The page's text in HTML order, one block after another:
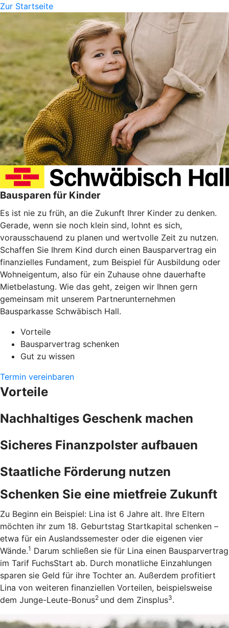
Zur Startseite
Bausparen für Kinder
Es ist nie zu früh, an die Zukunft Ihrer Kinder zu denken.
Gerade, wenn sie noch klein sind, lohnt es sich,
vorausschauend zu planen und wertvolle Zeit zu nutzen.
Schaffen Sie Ihrem Kind durch einen Bausparvertrag ein
finanzielles Fundament, zum Beispiel für Ausbildung oder
Wohneigentum, also für ein Zuhause ohne dauerhafte
Mietbelastung. Wie das geht, zeigen wir Ihnen gern
gemeinsam mit unserem Partnerunternehmen
Bausparkasse Schwäbisch Hall.
Vorteile
Bausparvertrag schenken
Gut zu wissen
Termin vereinbaren
Vorteile
Nachhaltiges Geschenk machen
Sicheres Finanzpolster aufbauen
Staatliche Förderung nutzen
Schenken Sie eine mietfreie Zukunft
Zu Beginn ein Beispiel: Lina ist 6 Jahre alt. Ihre Eltern
möchten ihr zum 18. Geburtstag Startkapital schenken –
etwa für ein Auslandssemester oder die eigenen vier
Wände.1 Darum schließen sie für Lina einen Bausparvertrag
im Tarif FuchsStart ab. Durch monatliche Einzahlungen
sparen sie Geld für ihre Tochter an. Außerdem profitiert
Lina von weiteren finanziellen Vorteilen, beispielsweise
dem Junge-Leute-Bonus2 und dem Zinsplus3.